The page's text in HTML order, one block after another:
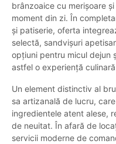
brânzoaice cu merișoare
moment din zi. În
și patiserie, oferta
selectă, sandvișuri
opțiuni pentru micul dejun
astfel o experiență
Un element distinctiv al
sa artizanală de lucru,
ingredientele atent alese,
de neuitat. În afară de
servicii moderne de